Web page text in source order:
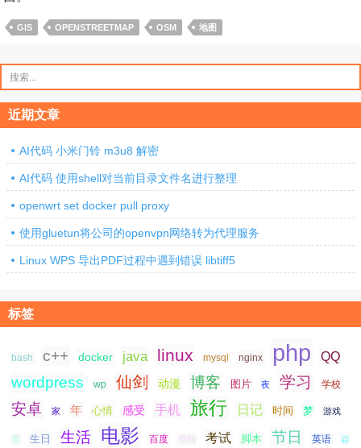
GIS OPENSTREETMAP OSM 地图
索：
近期文章
AI代码 小米门铃 m3u8 解密
AI代码 使用shell对当前目录文件名进行整理
openwrt set docker pull proxy
使用gluetun将公司的openvpn网络转为代理服务
Linux WPS 导出PDF过程中遇到错误 libtiff5
标签
bash c++ docker java linux mysql nginx php QQ
wordpress wp 仙剑 动漫 博客 图片 夜 学习 学校
安卓 家 年 心情 感受 手机 旅行 日记 时间 梦 游戏
爱 生日 生活 电影 百度 空间 考试 脚本 节日 英语 谷